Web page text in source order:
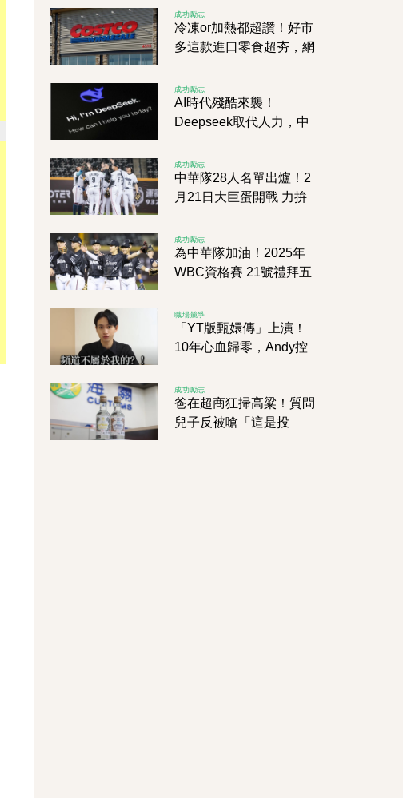
大
成功勵志
冷凍or加熱都超讚！好市
多這款進口零食超夯，網
成功勵志
AI時代殘酷來襲！
Deepseek取代人力，中
95%
成功勵志
中華隊28人名單出爐！2
月21日大巨蛋開戰 力拚
成功勵志
為中華隊加油！2025年
WBC資格賽 21號禮拜五
非、尼加拉瓜拚2026
職場競爭
「YT版甄嬛傳」上演！
10年心血歸零，Andy控
務消失」！
成功勵志
爸在超商狂掃高粱！質問
兒子反被嗆「這是投